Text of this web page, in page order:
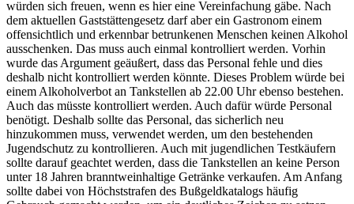
würden sich freuen, wenn es hier eine Vereinfachung gäbe. Nach
dem aktuellen Gaststättengesetz darf aber ein Gastronom einem
offensichtlich und erkennbar betrunkenen Menschen keinen Alkohol
ausschenken. Das muss auch einmal kontrolliert werden. Vorhin
wurde das Argument geäußert, dass das Personal fehle und dies
deshalb nicht kontrolliert werden könnte. Dieses Problem würde bei
einem Alkoholverbot an Tankstellen ab 22.00 Uhr ebenso bestehen.
Auch das müsste kontrolliert werden. Auch dafür würde Personal
benötigt. Deshalb sollte das Personal, das sicherlich neu
hinzukommen muss, verwendet werden, um den bestehenden
Jugendschutz zu kontrollieren. Auch mit jugendlichen Testkäufern
sollte darauf geachtet werden, dass die Tankstellen an keine Person
unter 18 Jahren branntweinhaltige Getränke verkaufen. Am Anfang
sollte dabei von Höchststrafen des Bußgeldkatalogs häufig